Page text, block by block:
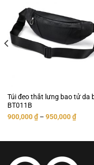
Túi đeo thắt lưng bao tử da
BT011B
900,000₫– 950,000₫